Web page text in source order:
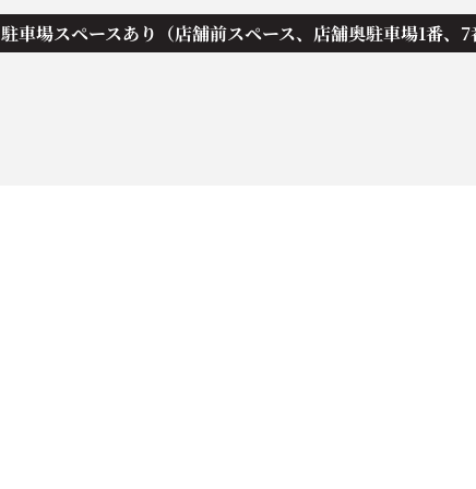
駐車場スペースあり（店舗前スペース、店舗奥駐車場1番、7